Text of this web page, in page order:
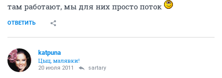
там работают, мы для них просто поток
ОТВЕТИТЬ
katpuna
Цыц, малявки!
20 июля 2011 sartary